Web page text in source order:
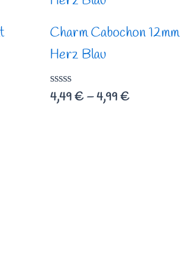
Charm Cabochon 12mm
Herz Blau
Bewertet
mit
4,49€–4,99€